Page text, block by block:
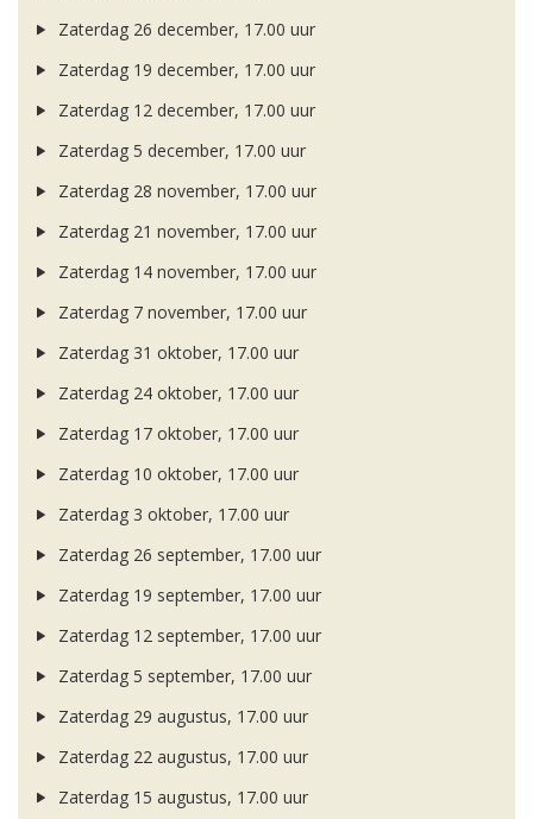
Zaterdag 26 december, 17.00 uur
Zaterdag 19 december, 17.00 uur
Zaterdag 12 december, 17.00 uur
Zaterdag 5 december, 17.00 uur
Zaterdag 28 november, 17.00 uur
Zaterdag 21 november, 17.00 uur
Zaterdag 14 november, 17.00 uur
Zaterdag 7 november, 17.00 uur
Zaterdag 31 oktober, 17.00 uur
Zaterdag 24 oktober, 17.00 uur
Zaterdag 17 oktober, 17.00 uur
Zaterdag 10 oktober, 17.00 uur
Zaterdag 3 oktober, 17.00 uur
Zaterdag 26 september, 17.00 uur
Zaterdag 19 september, 17.00 uur
Zaterdag 12 september, 17.00 uur
Zaterdag 5 september, 17.00 uur
Zaterdag 29 augustus, 17.00 uur
Zaterdag 22 augustus, 17.00 uur
Zaterdag 15 augustus, 17.00 uur